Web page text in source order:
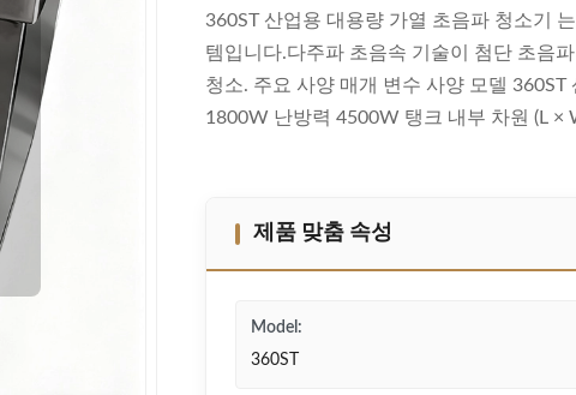
360ST 산업용 대용량 가열 초음파 청소기
템입니다.다주파 초음속 기술이 첨단 초음
청소. 주요 사양 매개 변수 사양 모델
1800W 난방력 4500W 탱크 내부 차원 (L ×
제품 맞춤 속성
Model:
360ST